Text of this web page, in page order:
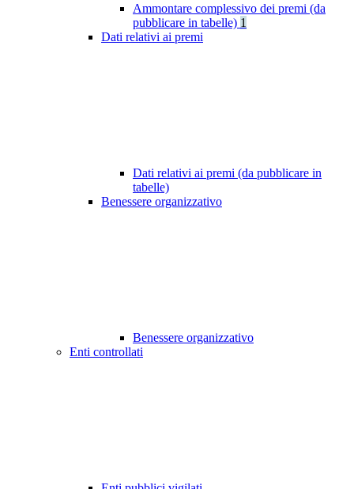
Ammontare complessivo dei premi (da
pubblicare in tabelle) 1
Dati relativi ai premi
Dati relativi ai premi (da pubblicare in
tabelle)
Benessere organizzativo
Benessere organizzativo
Enti controllati